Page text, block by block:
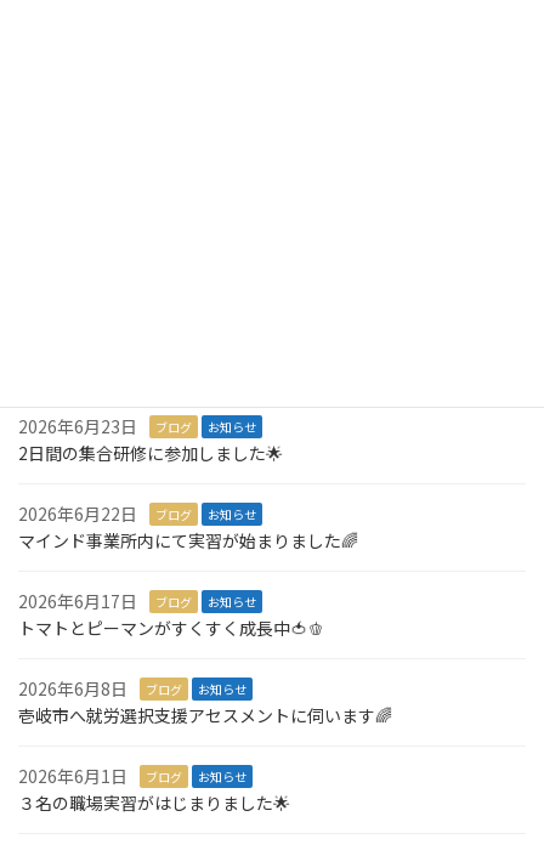
2026年6月23日 ブログ お知らせ
2日間の集合研修に参加しました🌟
2026年6月22日 ブログ お知らせ
マインド事業所内にて実習が始まりました🌈
2026年6月17日 ブログ お知らせ
トマトとピーマンがすくすく成長中🍅🫑
2026年6月8日 ブログ お知らせ
壱岐市へ就労選択支援アセスメントに伺います🌈
2026年6月1日 ブログ お知らせ
３名の職場実習がはじまりました🌟